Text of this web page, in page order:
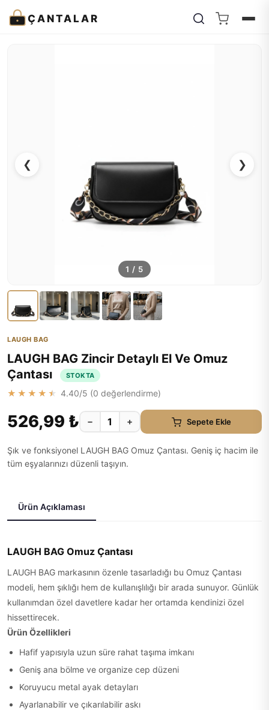
ÇANTALAR
❮ ❯
1 / 5
LAUGH BAG
LAUGH BAG Zincir Detaylı El Ve Omuz
Çantası
STOKTA
★★★★★ 4.40/5 (0 değerlendirme)
526,99 ₺ − + Sepete Ekle
Şık ve fonksiyonel LAUGH BAG Omuz Çantası. Geniş iç hacim ile
tüm eşyalarınızı düzenli taşıyın.
Ürün Açıklaması
LAUGH BAG Omuz Çantası
LAUGH BAG markasının özenle tasarladığı bu Omuz Çantası
modeli, hem şıklığı hem de kullanışlılığı bir arada sunuyor. Günlük
kullanımdan özel davetlere kadar her ortamda kendinizi özel
hissettirecek.
Ürün Özellikleri
Hafif yapısıyla uzun süre rahat taşıma imkanı
Geniş ana bölme ve organize cep düzeni
Koruyucu metal ayak detayları
Ayarlanabilir ve çıkarılabilir askı